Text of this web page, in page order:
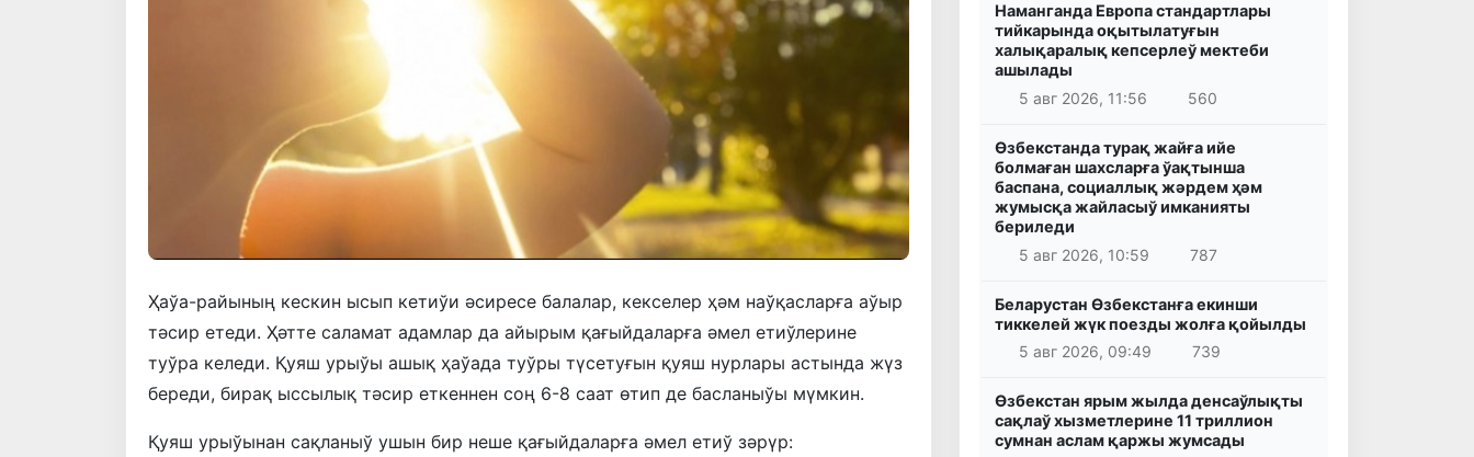
Ҳаўа-райының кескин ысып кетиўи әсиресе балалар, кекселер ҳәм наўқасларға аўыр
тәсир етеди. Ҳәтте саламат адамлар да айырым қағыйдаларға әмел етиўлерине
туўра келеди. Қуяш урыўы ашық ҳаўада туўры түсетуғын қуяш нурлары астында жүз
береди, бирақ ыссылық тәсир еткеннен соң 6-8 саат өтип де басланыўы мүмкин.
Қуяш урыўынан сақланыў ушын бир неше қағыйдаларға әмел етиў зәрүр:
Наманганда Европа стандартлары
тийкарында оқытылатуғын
халықаралық кепсерлеў мектеби
ашылады
5 авг 2026, 11:56
560
Өзбекстанда турақ жайға ийе
болмаған шахсларға ўақтынша
баспана, социаллық жәрдем ҳәм
жумысқа жайласыў имканияты
бериледи
5 авг 2026, 10:59
787
Беларустан Өзбекстанға екинши
тиккелей жүк поезды жолға қойылды
5 авг 2026, 09:49
739
Өзбекстан ярым жылда денсаўлықты
сақлаў хызметлерине 11 триллион
сумнан аслам қаржы жумсады